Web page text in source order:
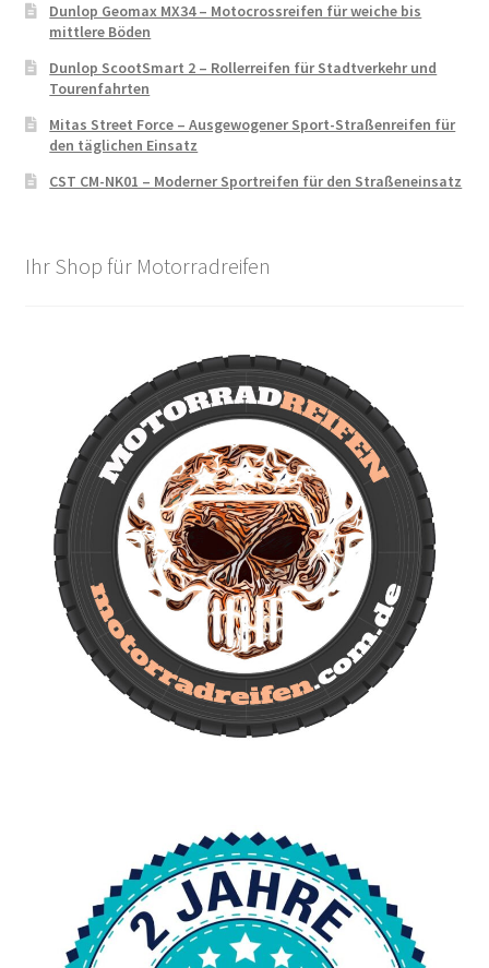
Dunlop Geomax MX34 – Motocrossreifen für weiche bis
mittlere Böden
Dunlop ScootSmart 2 – Rollerreifen für Stadtverkehr und
Tourenfahrten
Mitas Street Force – Ausgewogener Sport-Straßenreifen für
den täglichen Einsatz
CST CM-NK01 – Moderner Sportreifen für den Straßeneinsatz
Ihr Shop für Motorradreifen